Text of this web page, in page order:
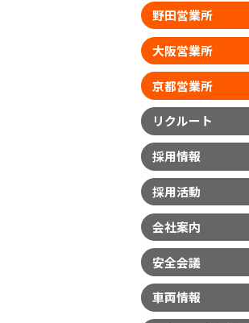
野田営業所
大阪営業所
京都営業所
リクルート
採用情報
採用活動
会社案内
安全会議
車両情報